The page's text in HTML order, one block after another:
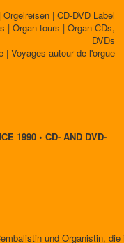
| CD-DVD Label
| Organ tours | Organ CDs,
DVDs
| Voyages autour de l'orgue
1990 • CD- AND DVD-
und Organistin,